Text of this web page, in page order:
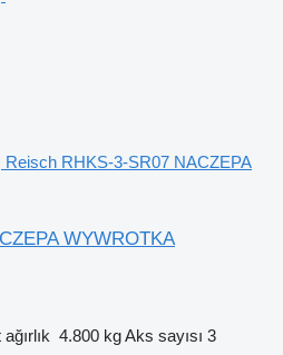
Reisch RHKS-3-SR07 NACZEPA
WYWROTKA
4.800 kgAks sayısı 3